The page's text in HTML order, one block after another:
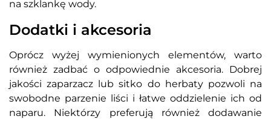
na szklankę wody.
Dodatki i akcesoria
Oprócz wyżej wymienionych elementów, warto
również zadbać o odpowiednie akcesoria. Dobrej
jakości zaparzacz lub sitko do herbaty pozwoli na
swobodne parzenie liści i łatwe oddzielenie ich od
naparu. Niektórzy preferują również dodawanie